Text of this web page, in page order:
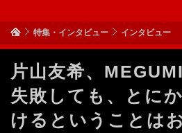
特集・インタビュー インタビュー
片山友希、
失敗しても、とに
けるということは